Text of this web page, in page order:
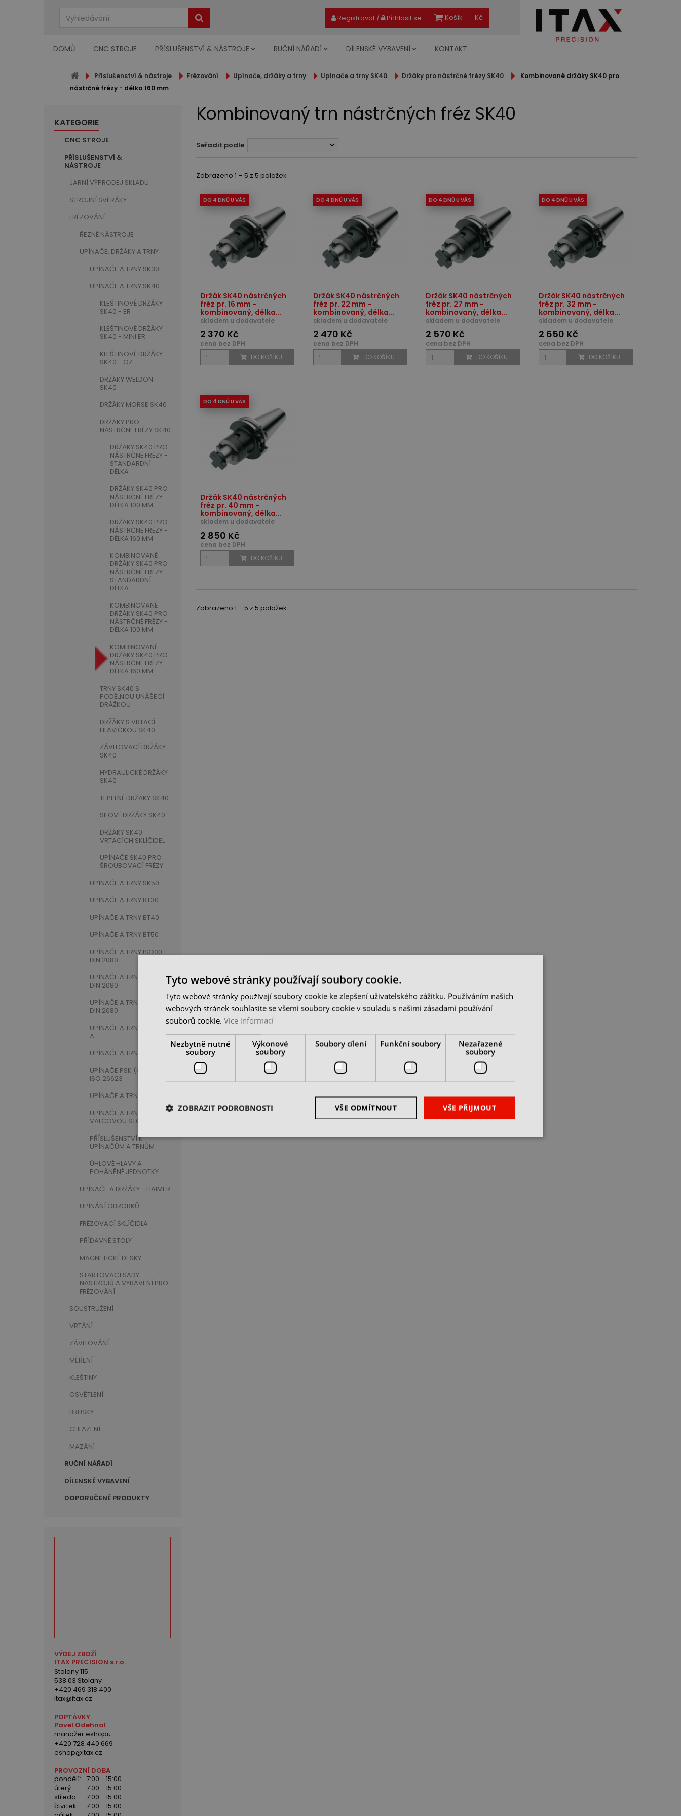
Kč
Košík
Registrovat/ Přihlásit se
DOMŮ CNC STROJE PŘÍSLUŠENSTVÍ & NÁSTROJE RUČNÍ NÁŘADÍ DÍLENSKÉ VYBAVENÍ KONTAKT
Příslušenství & nástroje Frézování Upínače, držáky a trny Upínače a trny SK40 Držáky pro nástrčné frézy SK40
Kombinované držáky SK40 pro
nástrčné frézy - délka 160 mm
KATEGORIE
CNC STROJE
PŘÍSLUŠENSTVÍ &
NÁSTROJE
JARNÍ VÝPRODEJ SKLADU
STROJNÍ SVĚRÁKY
FRÉZOVÁNÍ
ŘEZNÉ NÁSTROJE
UPÍNAČE, DRŽÁKY A TRNY
UPÍNAČE A TRNY SK30
UPÍNAČE A TRNY SK40
KLEŠTINOVÉ DRŽÁKY
SK40 - ER
KLEŠTINOVÉ DRŽÁKY
SK40 - MINI ER
KLEŠTINOVÉ DRŽÁKY
SK40 - OZ
DRŽÁKY WELDON
SK40
DRŽÁKY MORSE SK40
DRŽÁKY PRO
NÁSTRČNÉ FRÉZY SK40
DRŽÁKY SK40 PRO
NÁSTRČNÉ FRÉZY -
STANDARDNÍ
DÉLKA
DRŽÁKY SK40 PRO
NÁSTRČNÉ FRÉZY -
DÉLKA 100 MM
DRŽÁKY SK40 PRO
NÁSTRČNÉ FRÉZY -
DÉLKA 160 MM
KOMBINOVANÉ
DRŽÁKY SK40 PRO
NÁSTRČNÉ FRÉZY -
STANDARDNÍ
DÉLKA
KOMBINOVANÉ
DRŽÁKY SK40 PRO
NÁSTRČNÉ FRÉZY -
DÉLKA 100 MM
KOMBINOVANÉ
DRŽÁKY SK40 PRO
NÁSTRČNÉ FRÉZY -
DÉLKA 160 MM
TRNY SK40 S
PODÉLNOU UNÁŠECÍ
DRÁŽKOU
DRŽÁKY S VRTACÍ
HLAVIČKOU SK40
ZÁVITOVACÍ DRŽÁKY
SK40
HYDRAULICKÉ DRŽÁKY
SK40
TEPELNÉ DRŽÁKY SK40
SILOVÉ DRŽÁKY SK40
DRŽÁKY SK40
VRTACÍCH SKLÍČIDEL
UPÍNAČE SK40 PRO
ŠROUBOVACÍ FRÉZY
UPÍNAČE A TRNY SK50
UPÍNAČE A TRNY BT30
UPÍNAČE A TRNY BT40
UPÍNAČE A TRNY BT50
UPÍNAČE A TRNY ISO30 -
DIN 2080
UPÍNAČE A TRNY ISO40 -
DIN 2080
UPÍNAČE A TRNY ISO50 -
DIN 2080
UPÍNAČE A TRNY HSK63-
A
UPÍNAČE A TRNY HSK63-F
UPÍNAČE PSK (CAPTO) -
ISO 26623
UPÍNAČE A TRNY MORSE
UPÍNAČE A TRNY S
VÁLCOVOU STOPKOU
PŘÍSLUŠENSTVÍ K
UPÍNAČŮM A TRNŮM
ÚHLOVÉ HLAVY A
POHÁNĚNÉ JEDNOTKY
UPÍNAČE A DRŽÁKY - HAIMER
UPÍNÁNÍ OBROBKŮ
FRÉZOVACÍ SKLÍČIDLA
PŘÍDAVNÉ STOLY
MAGNETICKÉ DESKY
STARTOVACÍ SADY
NÁSTROJŮ A VYBAVENÍ PRO
FRÉZOVÁNÍ
SOUSTRUŽENÍ
VRTÁNÍ
ZÁVITOVÁNÍ
MĚŘENÍ
KLEŠTINY
OSVĚTLENÍ
BRUSKY
CHLAZENÍ
MAZÁNÍ
RUČNÍ NÁŘADÍ
DÍLENSKÉ VYBAVENÍ
DOPORUČENÉ PRODUKTY
VÝDEJ ZBOŽÍ
ITAX PRECISION s.r.o.
Stolany 115
538 03 Stolany
+420 469 318 400
itax@itax.cz
POPTÁVKY
Pavel Odehnal
manažer eshopu
+420 728 440 669
eshop@itax.cz
PROVOZNÍ DOBA
pondělí:
7:00 - 15:00
úterý:
7:00 - 15:00
středa:
7:00 - 15:00
čtvrtek:
7:00 - 15:00
Kombinovaný trn nástrčných fréz SK40
Seřadit podle --
Zobrazeno 1 – 5 z 5 položek
DO 4 DNŮ U VÁS
Držák SK40 nástrčných
fréz pr. 16 mm -
kombinovaný, délka...
skladem u dodavatele
2 370 Kč
cena bez DPH
DO KOŠÍKU
DO 4 DNŮ U VÁS
Držák SK40 nástrčných
fréz pr. 22 mm -
kombinovaný, délka...
skladem u dodavatele
2 470 Kč
cena bez DPH
DO KOŠÍKU
DO 4 DNŮ U VÁS
Držák SK40 nástrčných
fréz pr. 27 mm -
kombinovaný, délka...
skladem u dodavatele
2 570 Kč
cena bez DPH
DO KOŠÍKU
DO 4 DNŮ U VÁS
Držák SK40 nástrčných
fréz pr. 32 mm -
kombinovaný, délka...
skladem u dodavatele
2 650 Kč
cena bez DPH
DO KOŠÍKU
DO 4 DNŮ U VÁS
Držák SK40 nástrčných
fréz pr. 40 mm -
kombinovaný, délka...
skladem u dodavatele
2 850 Kč
cena bez DPH
DO KOŠÍKU
Zobrazeno 1 – 5 z 5 položek
Tyto webové stránky používají soubory cookie.
Tyto webové stránky používají soubory cookie ke zlepšení uživatelského zážitku. Používáním našich
webových stránek souhlasíte se všemi soubory cookie v souladu s našimi zásadami používání
souborů cookie. Více informací
Nezbytně nutné
soubory
Výkonové
soubory
Soubory cílení Funkční soubory
Nezařazené
soubory
VŠE PŘIJMOUT
VŠE ODMÍTNOUT
ZOBRAZIT PODROBNOSTI